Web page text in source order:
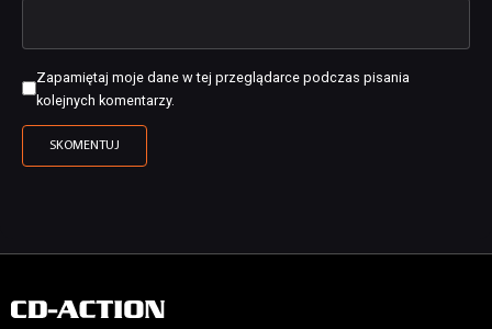
Zapamiętaj moje dane w tej przeglądarce podczas pisania
kolejnych komentarzy.